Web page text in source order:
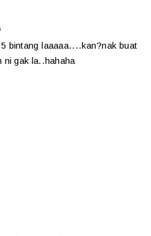
bintang laaaaa....kan?nak buat
ni gak la..hahaha